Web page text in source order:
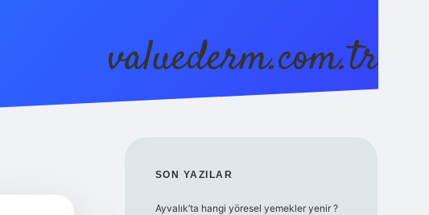
valuederm.com.tr
SIDEBAR
SON YAZILAR
Ayvalık’ta hangi yöresel yemekler yenir ?